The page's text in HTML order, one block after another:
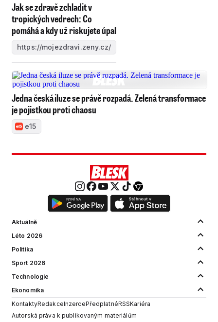
Jak se zdravě zchladit v
tropických vedrech: Co
pomáhá a kdy už riskujete úpal
https://mojezdravi.zeny.cz/
Jedna česká iluze se právě rozpadá. Zelená transformace
je pojistkou proti chaosu
e15
Aktuálně
Léto 2026
Politika
Sport 2026
Technologie
Ekonomika
KontaktyRedakceInzercePředplatnéRSSKariéra
Autorská práva k publikovaným materiálům